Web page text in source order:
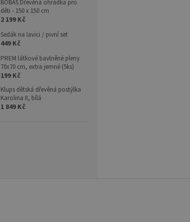
BOBAS Dřevěná ohrádka pro
děti - 150 x 150 cm
2 199 Kč
Sedák na lavici / pivní set
449 Kč
PREM látkové bavlněné pleny
70x70 cm, extra jemné (5ks)
199 Kč
Klups dětská dřevěná postýlka
Karolina II, bílá
1 849 Kč